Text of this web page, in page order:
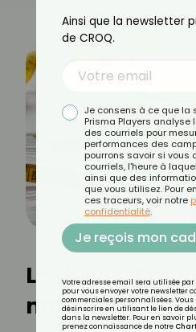
Le thé vert
marche ?
Ainsi que la newsletter
de CROQ.
Je consens à ce que la
Prisma Players analyse
des courriels pour
performances des
pourrons savoir si vous
courriels, l'heure à
ainsi que des
que vous utilisez. Pour
ces traceurs, voir notre
confidentialité.
Je reçois mon
Votre adresse email sera utilisée
pour vous envoyer votre newsletter
commerciales personnalisées. Vous
désinscrire en utilisant le lien de
dans la newsletter. Pour en savoir
prenez connaissance de notre